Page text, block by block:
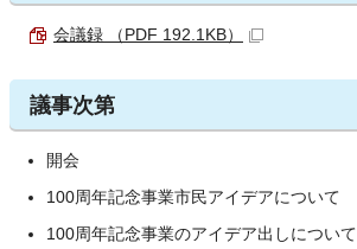
会議録 （PDF 192.1KB）
議事次第
開会
100周年記念事業市民アイデアについて
100周年記念事業のアイデア出しについて